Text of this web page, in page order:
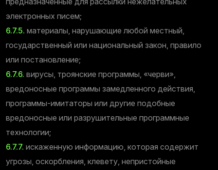
электронных писем;
6.7.5. материалы, нарушающие любой местный,
государственный или национальный закон, правило
или постановление;
6.7.6. вирусы, троянские программы, «черви»,
вредоносные программы замедленного действия,
программы-имитаторы или другие подобные
вредоносные или разрушительные программные
технологии;
6.7.7. искаженную информацию, которая содержит
угрозы, оскорбления, клевету, непристойные